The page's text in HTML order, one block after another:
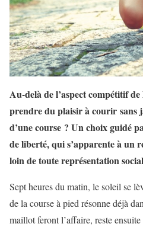
Au-delà de l’aspect compétitif
prendre du plaisir à courir sans
d’une course ? Un choix guidé
de liberté, qui s’apparente à un
loin de toute représentation
Sept heures du matin, le soleil se
de la course à pied résonne déjà
maillot feront l’affaire, reste